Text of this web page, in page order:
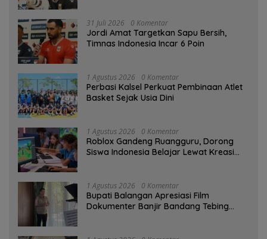
31 Juli 2026 0 Komentar
Jordi Amat Targetkan Sapu Bersih,
Timnas Indonesia Incar 6 Poin
1 Agustus 2026 0 Komentar
Perbasi Kalsel Perkuat Pembinaan Atlet
Basket Sejak Usia Dini
1 Agustus 2026 0 Komentar
Roblox Gandeng Ruangguru, Dorong
Siswa Indonesia Belajar Lewat Kreasi
1 Agustus 2026 0 Komentar
Bupati Balangan Apresiasi Film
Dokumenter Banjir Bandang Tebing